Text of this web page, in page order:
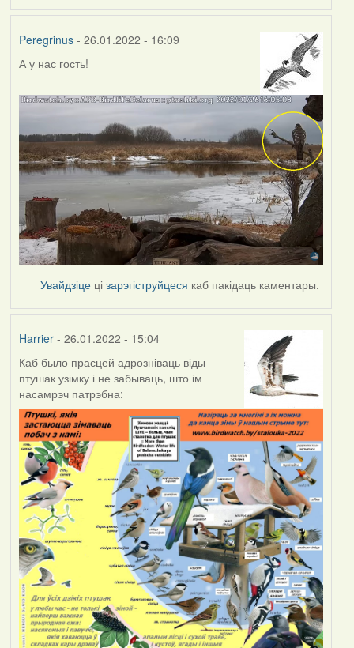
Peregrinus- 26.01.2022 - 16:09
А у нас гость!
Увайдзіце цізарэгіструйцеся каб пакідаць каментары.
Harrier- 26.01.2022 - 15:04
Каб было прасцей адрозніваць віды
птушак узімку і не забываць, што ім
насамрэч патрэбна: